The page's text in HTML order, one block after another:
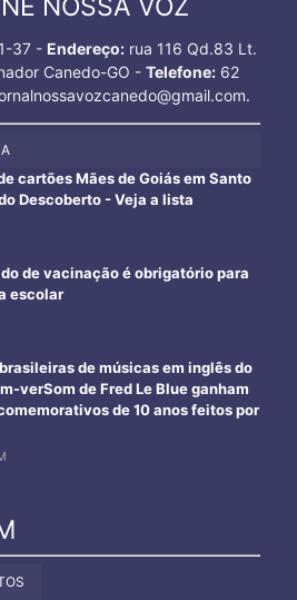
NOSSA VOZ
37 - Endereço:rua 116 Qd.83 Lt.
Canedo-GO - Telefone:62
cartões Mães de Goiás em Santo
Descoberto - Veja a lista
de vacinação é obrigatório para
escolar
de músicas em inglês do
verSom de Fred Le Blue ganham
de 10 anos feitos por